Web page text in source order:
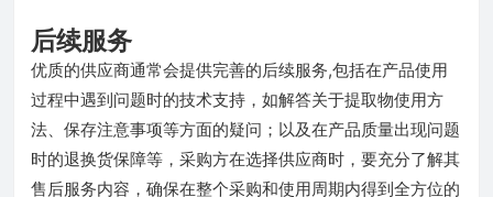
后续服务
优质的供应商通常会提供完善的后续服务,包括在产品使用
过程中遇到问题时的技术支持，如解答关于提取物使用方
法、保存注意事项等方面的疑问；以及在产品质量出现问题
时的退换货保障等，采购方在选择供应商时，要充分了解其
售后服务内容，确保在整个采购和使用周期内得到全方位的